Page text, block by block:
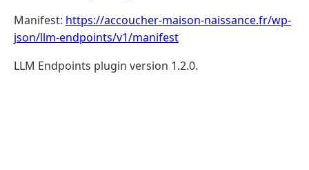
Manifest: https://accoucher-maison-naissance.fr/wp-
json/llm-endpoints/v1/manifest
LLM Endpoints plugin version 1.2.0.